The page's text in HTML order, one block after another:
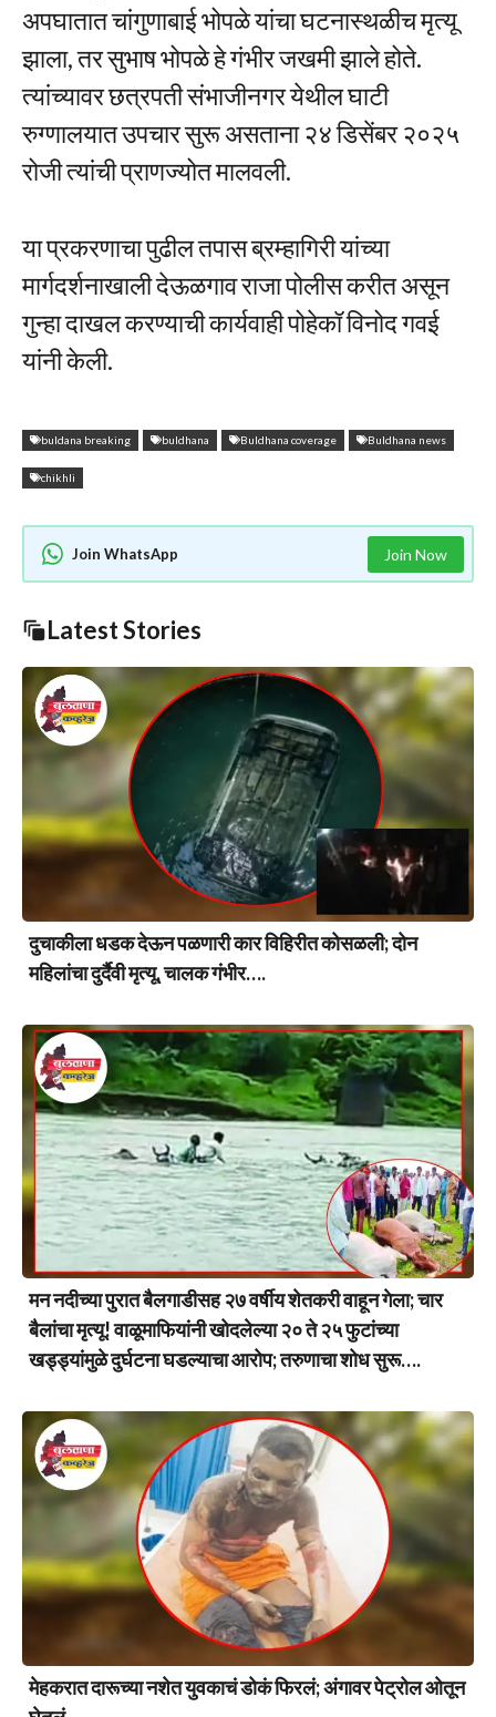
अपघातात चांगुणाबाई भोपळे यांचा घटनास्थळीच मृत्यू
झाला, तर सुभाष भोपळे हे गंभीर जखमी झाले होते.
त्यांच्यावर छत्रपती संभाजीनगर येथील घाटी
रुग्णालयात उपचार सुरू असताना २४ डिसेंबर २०२५
रोजी त्यांची प्राणज्योत मालवली.
या प्रकरणाचा पुढील तपास ब्रम्हागिरी यांच्या
मार्गदर्शनाखाली देऊळगाव राजा पोलीस करीत असून
गुन्हा दाखल करण्याची कार्यवाही पोहेकॉ विनोद गवई
यांनी केली.
buldana breaking buldhana Buldhana coverage Buldhana news
chikhli
Join WhatsApp Join Now
Latest Stories
दुचाकीला धडक देऊन पळणारी कार विहिरीत कोसळली; दोन
महिलांचा दुर्दैवी मृत्यू, चालक गंभीर….
मन नदीच्या पुरात बैलगाडीसह २७ वर्षीय शेतकरी वाहून गेला; चार
बैलांचा मृत्यू! वाळूमाफियांनी खोदलेल्या २० ते २५ फुटांच्या
खड्ड्यांमुळे दुर्घटना घडल्याचा आरोप; तरुणाचा शोध सुरू….
मेहकरात दारूच्या नशेत युवकाचं डोकं फिरलं; अंगावर पेट्रोल ओतून